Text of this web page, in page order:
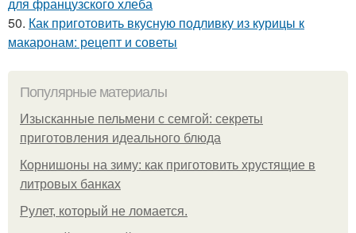
50. Как приготовить вкусную подливку из курицы к
макаронам: рецепт и советы
Популярные материалы
Изысканные пельмени с семгой: секреты
приготовления идеального блюда
Корнишоны на зиму: как приготовить хрустящие в
литровых банках
Рулет, который не ломается.